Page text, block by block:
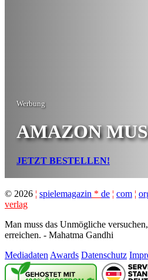
Werbung
AMAZON
JETZT BESTELLEN!
© 2026 ¦ spielemagazin * de ¦ com ¦
verlag
Man muss das Unmögliche
erreichen. - Mahatma Gandhi
Mediadaten Awards Datenschutz